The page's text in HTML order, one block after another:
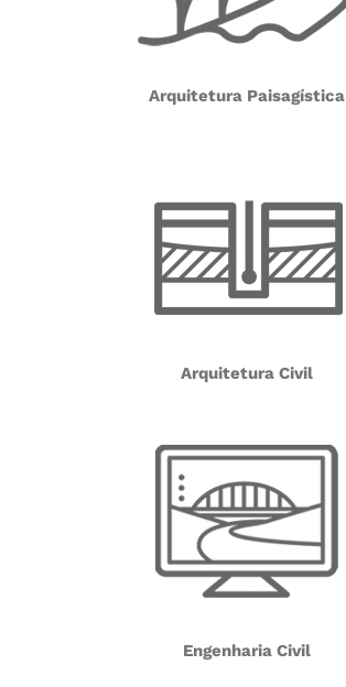
Arquitetura Paisagística
Arquitetura Civil
Engenharia Civil